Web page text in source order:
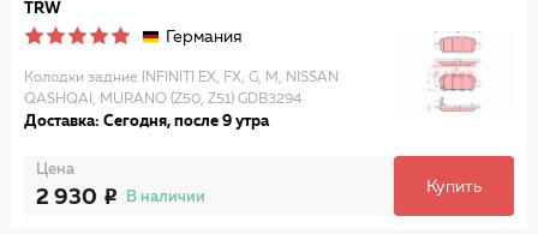
TRW
Германия
Колодки задние INFINITI EX, FX, G, M, NISSAN
QASHQAI, MURANO (Z50, Z51) GDB3294
Доставка: Сегодня, после 9 утра
Цена
2 930 В наличии
Купить